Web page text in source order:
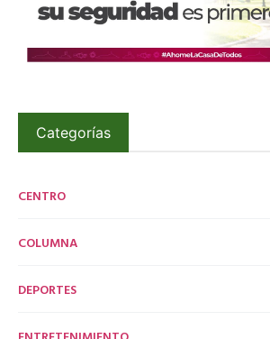
Categorías
CENTRO
COLUMNA
DEPORTES